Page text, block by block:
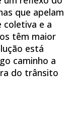
que apelam
coletiva e a
têm maior
está
caminho a
do trânsito